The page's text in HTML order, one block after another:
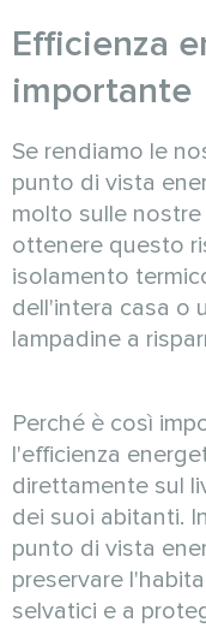
Efficienza
importante
Se rendiamo le
punto di vista
molto sulle
ottenere questo
isolamento
dell'intera casa o
lampadine a
Perché è così
l'efficienza
direttamente sul
dei suoi abitanti.
punto di vista
preservare
selvatici e a